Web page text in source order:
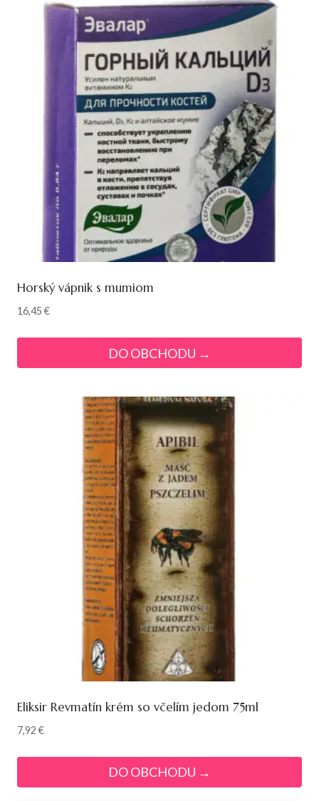
Horský vápnik s mumiom
16,45€
DO OBCHODU →
Eliksir Revmatín krém so včelím jedom 75ml
7,92€
DO OBCHODU →